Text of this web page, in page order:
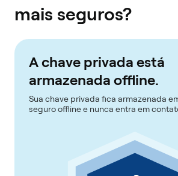
mais seguros?
A chave privada está
armazenada offline.
Sua chave privada fica armazenada
seguro offline e nunca entra em